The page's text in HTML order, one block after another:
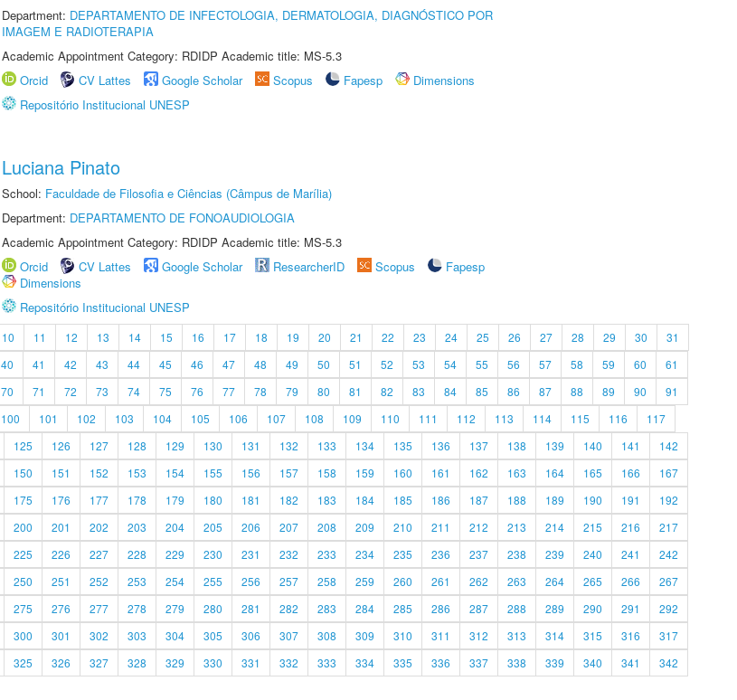
Department: DEPARTAMENTO DE INFECTOLOGIA, DERMATOLOGIA, DIAGNÓSTICO POR
IMAGEM E RADIOTERAPIA
Academic Appointment Category: RDIDP Academic title: MS-5.3
Orcid
CV Lattes Google Scholar Scopus Fapesp
Dimensions
Repositório Institucional UNESP
Luciana Pinato
School: Faculdade de Filosofia e Ciências (Câmpus de Marília)
Department: DEPARTAMENTO DE FONOAUDIOLOGIA
Academic Appointment Category: RDIDP Academic title: MS-5.3
Orcid
CV Lattes Google Scholar ResearcherID Scopus
Fapesp
Dimensions
Repositório Institucional UNESP
10 11 12 13 14 15 16 17 18 19 20 21 22 23 24 25 26 27 28 29 30
31
40 41 42 43 44 45 46 47 48 49 50 51 52 53 54 55 56 57 58 59 60
61
70 71 72 73 74 75 76 77 78 79 80 81 82 83 84 85 86 87 88 89 90
91
100 101 102 103 104 105 106 107 108 109 110 111 112 113 114 115 116
117
125 126 127 128 129 130 131 132 133 134 135 136 137 138 139 140 141
142
150 151 152 153 154 155 156 157 158 159 160 161 162 163 164 165 166
167
175 176 177 178 179 180 181 182 183 184 185 186 187 188 189 190 191
192
200 201 202 203 204 205 206 207 208 209 210 211 212 213 214 215 216
217
225 226 227 228 229 230 231 232 233 234 235 236 237 238 239 240 241
242
250 251 252 253 254 255 256 257 258 259 260 261 262 263 264 265 266
267
275 276 277 278 279 280 281 282 283 284 285 286 287 288 289 290 291
292
300 301 302 303 304 305 306 307 308 309 310 311 312 313 314 315 316
317
325 326 327 328 329 330 331 332 333 334 335 336 337 338 339 340 341
342